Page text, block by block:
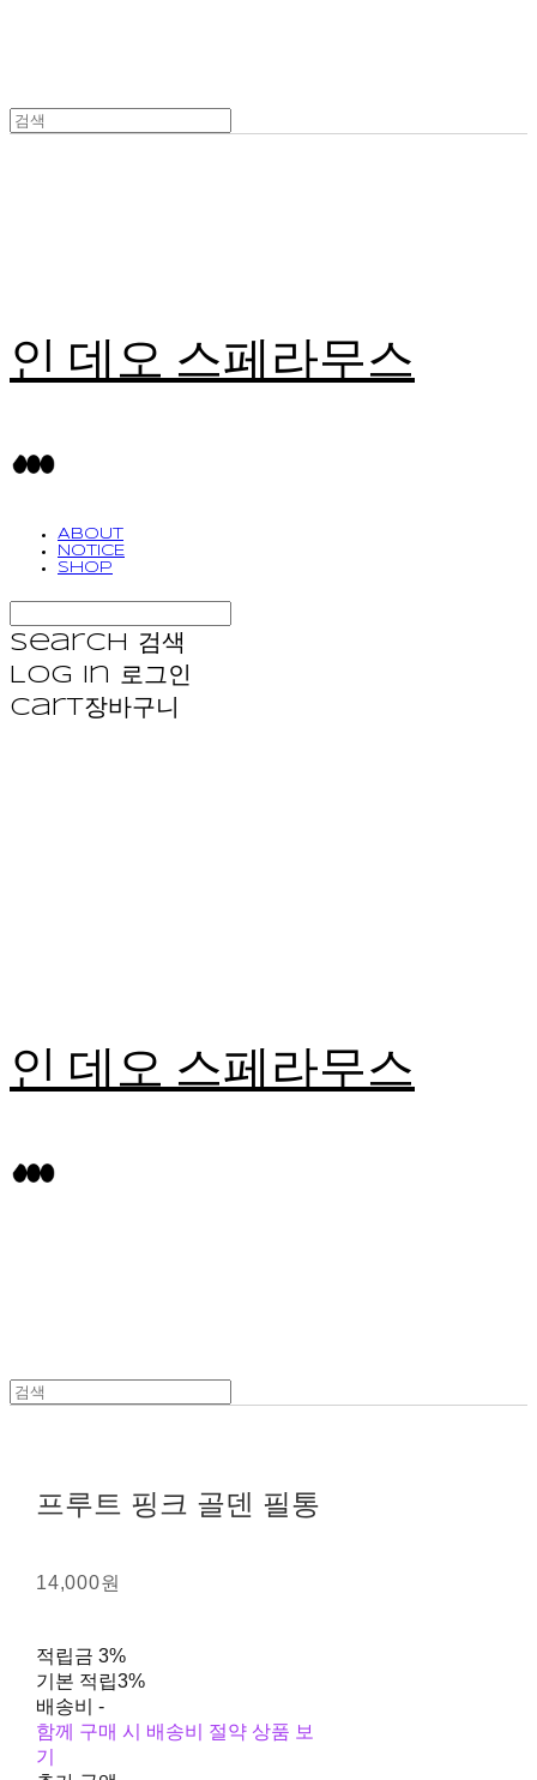
인 데오 스페라무스
ABOUT
NOTICE
SHOP
Search
검색
Log In 로그인
Cart장바구니
인 데오 스페라무스
프루트 핑크 골덴 필통
14,000원
적립금 3%
기본 적립3%
배송비 -
함께 구매 시 배송비 절약 상품 보
기